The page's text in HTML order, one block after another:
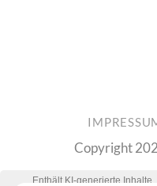
Copyright